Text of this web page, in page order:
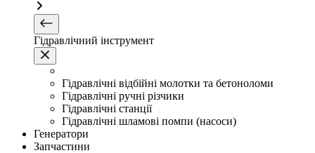
Гідравлічний інструмент
Гідравлічні відбійні молотки та бетоноломи
Гідравлічні ручні різчики
Гідравлічні станції
Гідравлічні шламові помпи (насоси)
Генератори
Запчастини